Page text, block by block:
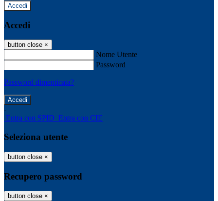
Accedi
Accedi
button close ×
Nome Utente
Password
Password dimenticata?
-
Entra con SPID Entra con CIE
Seleziona utente
button close ×
Recupero password
button close ×